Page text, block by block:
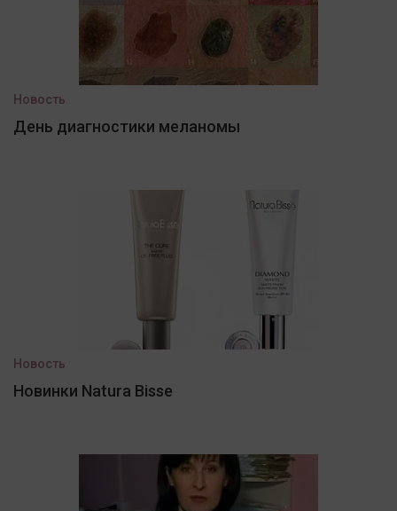
Новость
День диагностики меланомы
Новость
Новинки Natura Bisse